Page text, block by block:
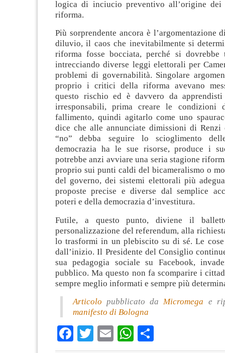
logica di inciucio preventivo all’origine
riforma.
Più sorprendente ancora è l’argomentazione
diluvio, il caos che inevitabilmente si
riforma fosse bocciata, perché si
intrecciando diverse leggi elettorali per
problemi di governabilità. Singolare
proprio i critici della riforma avevano
questo rischio ed è davvero da
irresponsabili, prima creare le condizioni
fallimento, quindi agitarlo come uno
dice che alle annunciate dimissioni di
“no” debba seguire lo scioglimento
democrazia ha le sue risorse, produce i
potrebbe anzi avviare una seria stagione
proprio sui punti caldi del bicameralismo o
del governo, dei sistemi elettorali più
proposte precise e diverse dal semplice
poteri e della democrazia d’investitura.
Futile, a questo punto, diviene il
personalizzazione del referendum, alla
lo trasformi in un plebiscito su di sé. Le
dall’inizio. Il Presidente del Consiglio
sua pedagogia sociale su Facebook,
pubblico. Ma questo non fa scomparire i
sempre meglio informati e sempre più
Articolo pubblicato daMicromega e
manifesto di Bologna
Facebook
TwitterEmailWhatsApp